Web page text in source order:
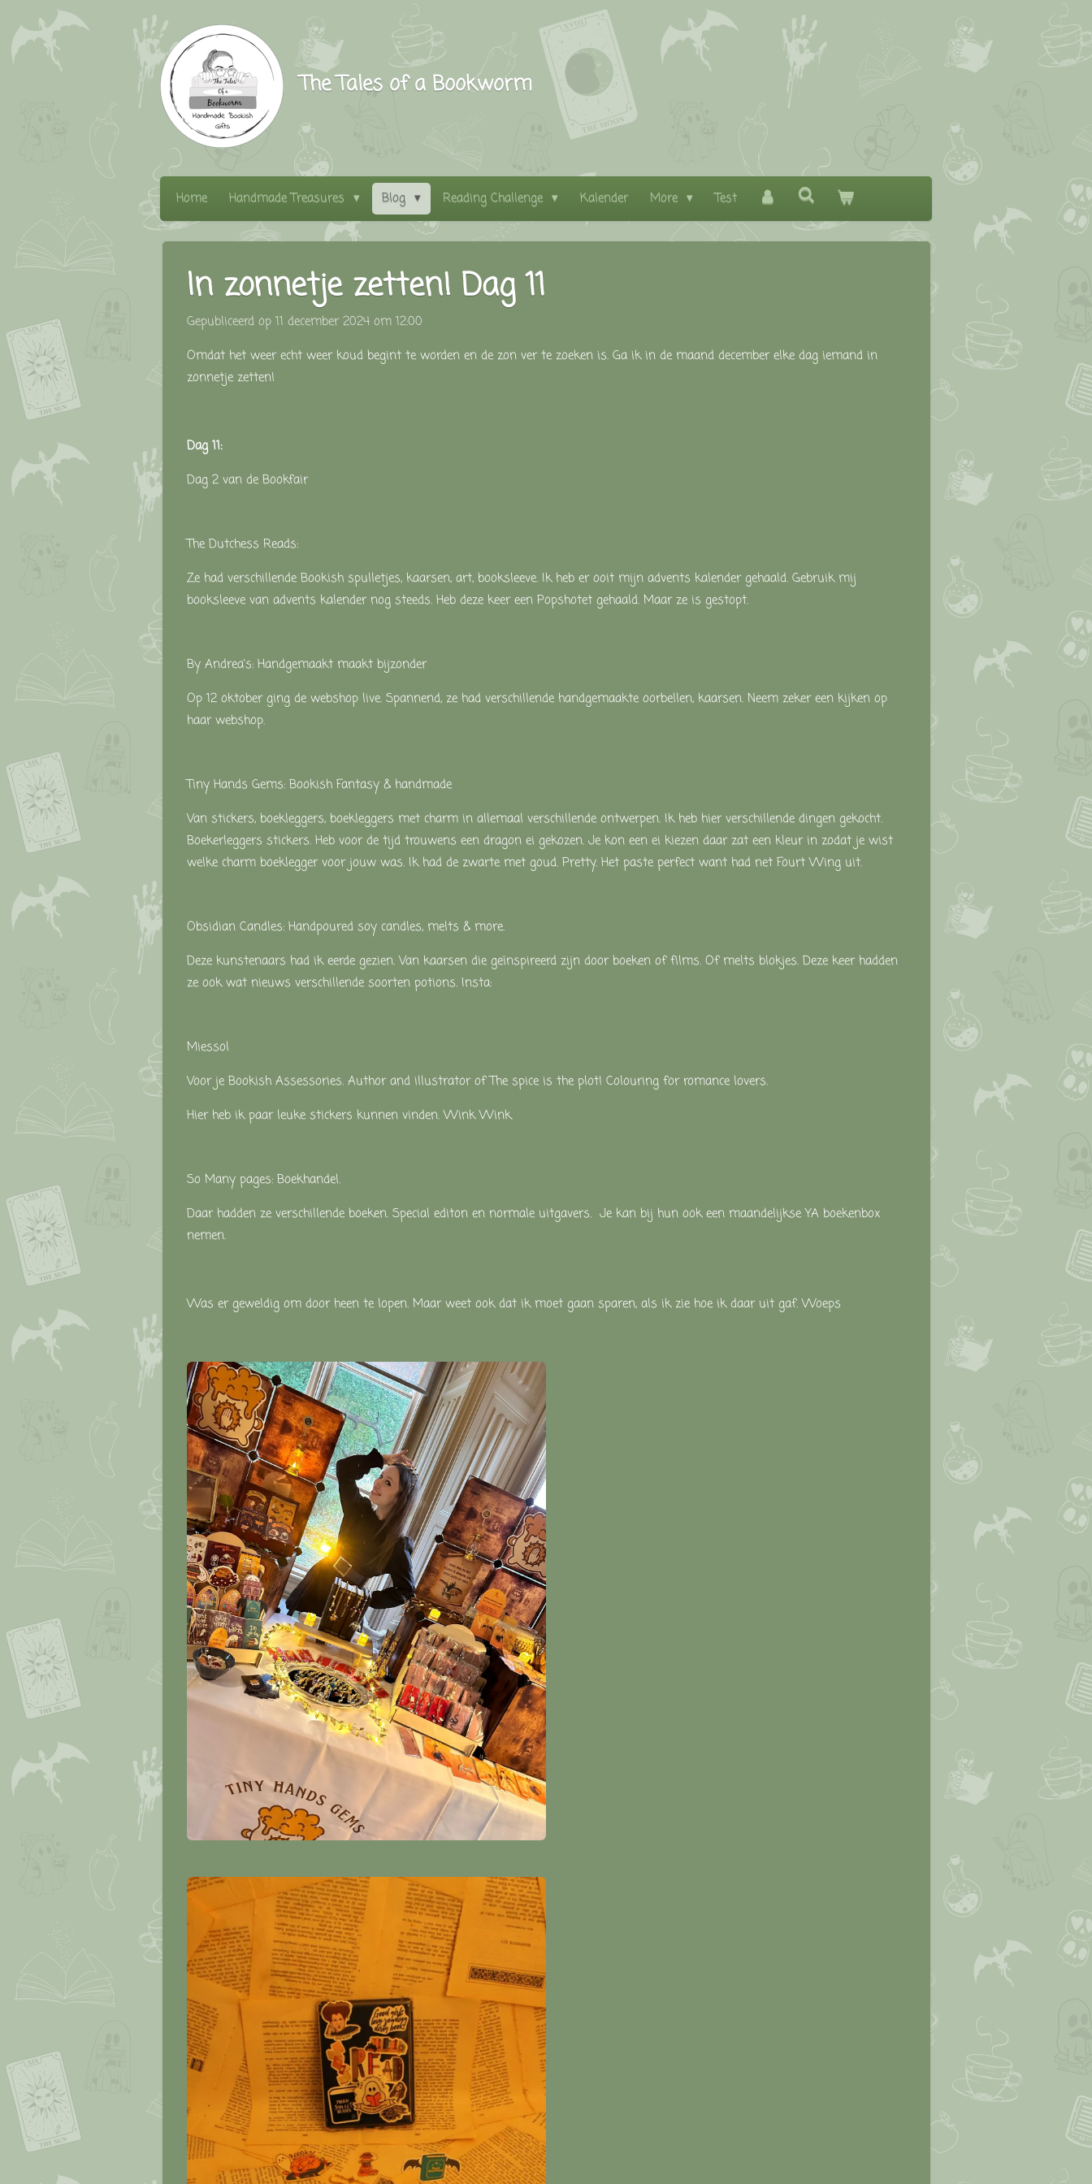
direct
naar
The Tales of a Bookworm
Home Handmade Treasures Blog Reading Challenge Kalender More Test
In zonnetje zetten! Dag 11
Gepubliceerd op 11 december 2024 om 12:00
Omdat het weer echt weer koud begint te worden en de zon ver te zoeken is. Ga ik in de maand december elke dag iemand in
zonnetje zetten!
Dag 11:
Dag 2 van de Bookfair
The Dutchess Reads:
Ze had verschillende Bookish spulletjes, kaarsen, art, booksleeve. Ik heb er ooit mijn advents kalender gehaald. Gebruik mij
booksleeve van advents kalender nog steeds. Heb deze keer een Popshotet gehaald. Maar ze is gestopt.
By Andrea's:Handgemaakt maakt bijzonder
Op 12 oktober ging de webshop live. Spannend, ze had verschillende handgemaakte oorbellen, kaarsen. Neem zeker een kijken op
haar webshop.
Tiny Hands Gems:Bookish Fantasy & handmade
Van stickers, boekleggers, boekleggers met charm in allemaal verschillende ontwerpen. Ik heb hier verschillende dingen gekocht.
Boekerleggers stickers. Heb voor de tijd trouwens een dragon ei gekozen. Je kon een ei kiezen daar zat een kleur in zodat je wist
welke charm boeklegger voor jouw was. Ik had de zwarte met goud. Pretty. Het paste perfect want had net Fourt Wing uit.
Obsidian Candles:Handpoured soy candles, melts & more.
Deze kunstenaars had ik eerde gezien. Van kaarsen die geïnspireerd zijn door boeken of films. Of melts blokjes. Deze keer hadden
ze ook wat nieuws verschillende soorten potions. Insta:
Miessol
Voor je Bookish Assessories. Author and illustrator of The spice is the plot! Colouring for romance lovers.
Hier heb ik paar leuke stickers kunnen vinden. Wink Wink.
So Many pages: Boekhandel.
Daar hadden ze verschillende boeken. Special editon en normale uitgavers. Je kan bij hun ook een maandelijkse YA boekenbox
nemen.
Was er geweldig om door heen te lopen. Maar weet ook dat ik moet gaan sparen, als ik zie hoe ik daar uit gaf. Woeps